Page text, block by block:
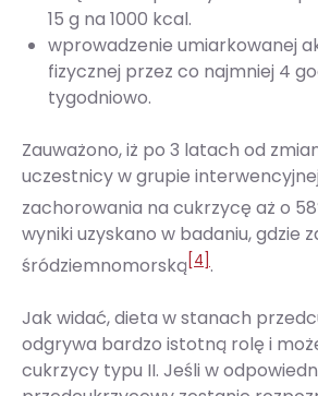
15 g na 1000 kcal.
wprowadzenie umiarkowanej
fizycznej przez co najmniej 4
tygodniowo.
Zauważono, iż po 3 latach od
uczestnicy w grupie
zachorowania na cukrzycę aż o
wyniki uzyskano w badaniu, gdzie
śródziemnomorską [4] .
Jak widać, dieta w stanach
odgrywa bardzo istotną rolę i
cukrzycy typu II. Jeśli w